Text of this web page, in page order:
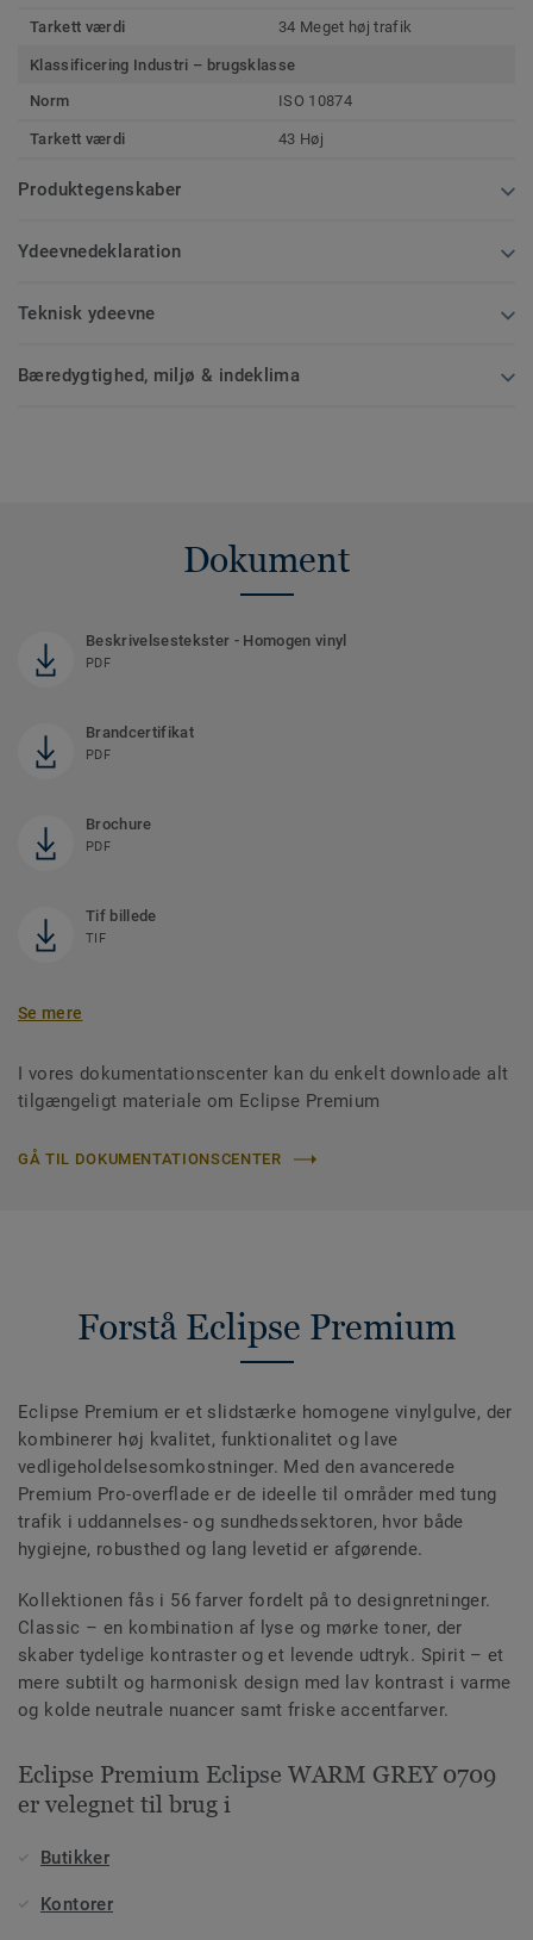
Tarkett værdi 34 Meget høj trafik
Klassificering Industri – brugsklasse
Norm
ISO 10874
Tarkett værdi 43 Høj
Produktegenskaber
Ydeevnedeklaration
Teknisk ydeevne
Bæredygtighed, miljø & indeklima
Dokument
Beskrivelsestekster - Homogen vinyl
PDF
Brandcertifikat
PDF
Brochure
PDF
Tif billede
TIF
Se mere
I vores dokumentationscenter kan du enkelt downloade alt
tilgængeligt materiale om Eclipse Premium
GÅ TIL DOKUMENTATIONSCENTER
Forstå Eclipse Premium
Eclipse Premium er et slidstærke homogene vinylgulve, der
kombinerer høj kvalitet, funktionalitet og lave
vedligeholdelsesomkostninger. Med den avancerede
Premium Pro-overflade er de ideelle til områder med tung
trafik i uddannelses- og sundhedssektoren, hvor både
hygiejne, robusthed og lang levetid er afgørende.
Kollektionen fås i 56 farver fordelt på to designretninger.
Classic – en kombination af lyse og mørke toner, der
skaber tydelige kontraster og et levende udtryk. Spirit – et
mere subtilt og harmonisk design med lav kontrast i varme
og kolde neutrale nuancer samt friske accentfarver.
Eclipse Premium Eclipse WARM GREY 0709
er velegnet til brug i
Butikker
Kontorer